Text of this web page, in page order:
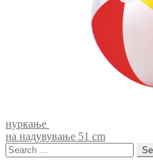
нуркање
на надувување 51 cm
Search
for: